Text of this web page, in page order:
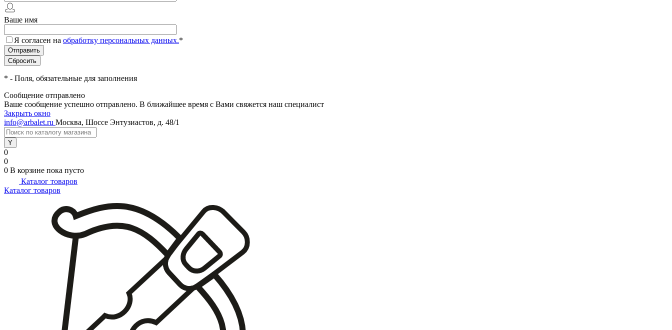
Ваше имя
Я согласен на обработку персональных данных.*
* - Поля, обязательные для заполнения
Сообщение отправлено
Ваше сообщение успешно отправлено. В ближайшее время с Вами свяжется наш специалист
Закрыть окно
info@arbalet.ru Москва, Шоссе Энтузиастов, д. 48/1
0
0
0 В корзине пока пусто
Каталог товаров
Каталог товаров